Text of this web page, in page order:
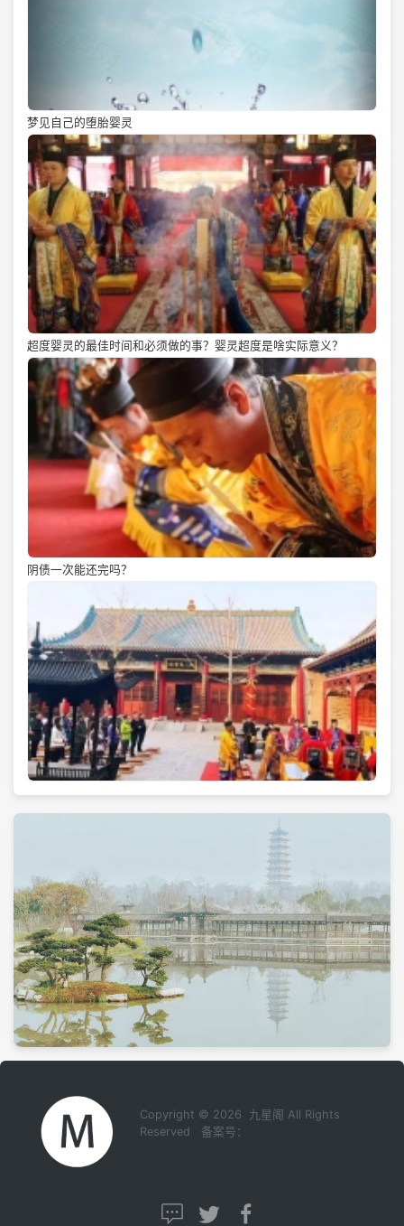
梦见自己的堕胎婴灵
超度婴灵的最佳时间和必须做的事？婴灵超度是啥实际意义？
阴债一次能还完吗？
Copyright © 2026 九星阁 All Rights
Reserved 备案号：